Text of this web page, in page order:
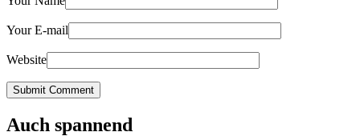
Your E-mail
Website
Submit Comment
Auch spannend